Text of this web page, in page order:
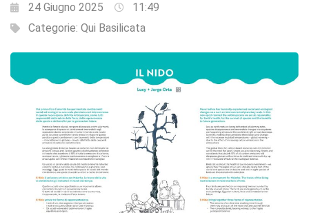
24 Giugno 2025
11:49
Categorie: Qui Basilicata